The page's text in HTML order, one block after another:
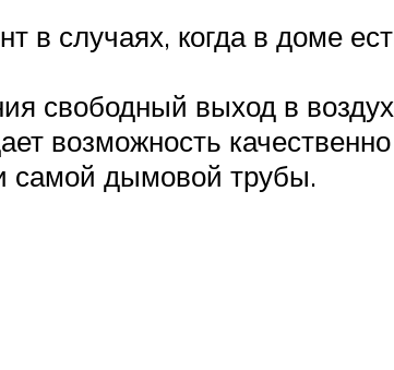
в случаях, когда в доме
свободный выход в
возможность
самой дымовой трубы.